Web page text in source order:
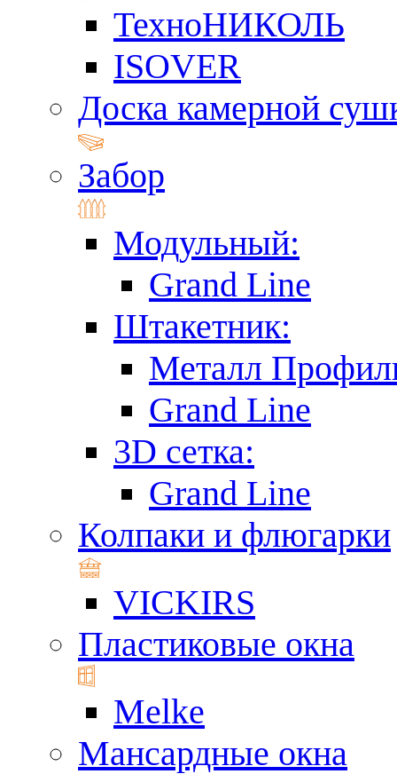
ТехноНИКОЛЬ
ISOVER
Доска камерной
Забор
Модульный:
Grand Line
Штакетник:
Металл
Grand Line
3D сетка:
Grand Line
Колпаки и флюгарки
VICKIRS
Пластиковые окна
Melke
Мансардные окна